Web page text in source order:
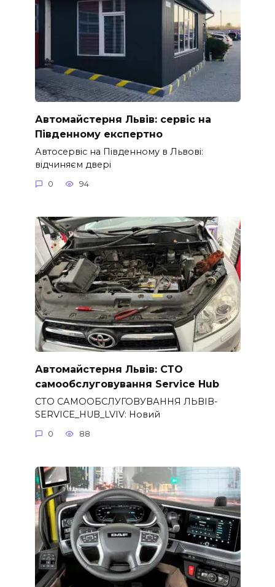
Автомайстерня Львів: сервіс на
Південному експертно
Автосервіс на Південному в Львові:
відчиняєм двері
0 94
Автомайстерня Львів: СТО
самообслуговування Service Hub
СТО САМООБСЛУГОВУВАННЯ ЛЬВІВ-
SERVICE_HUB_LVIV: Новий
0 88